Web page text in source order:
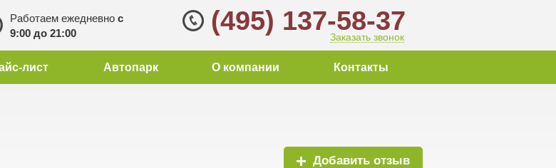
лист Автопарк О компании Контакты
(495) 137-58-37
Заказать звонок
Работаем ежедневно с
9:00 до 21:00
Добавить отзыв